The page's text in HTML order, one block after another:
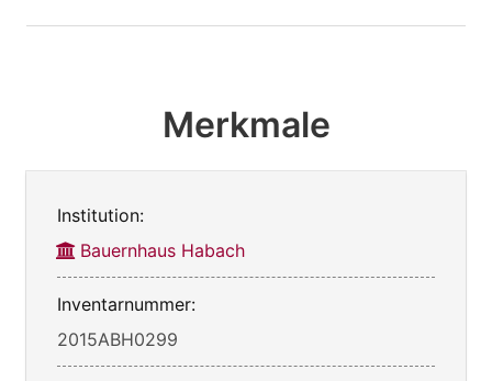
Merkmale
Institution:
Bauernhaus Habach
Inventarnummer:
2015ABH0299